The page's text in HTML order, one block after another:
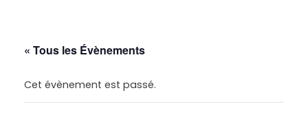
« Tous les Évènements
Cet évènement est passé.